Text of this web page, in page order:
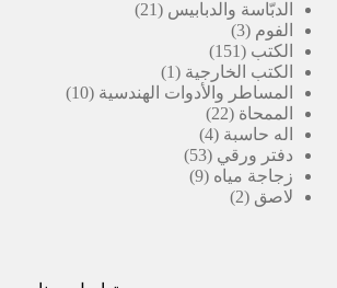
منتجات
الدبّاسة والدبابيس 21
21
الفوم 3
3
منتجات
الكتب 151
151
منتج
الكتب الخارجية 1
منتج
المساطر والأدوات الهندسية 10
10
الممحاة 22
22
منتج
اله حاسبة 4
4
منتجات
دفتر ورقي 53
53
منتج
زجاجة مياه 9
9
لاصق 2
2